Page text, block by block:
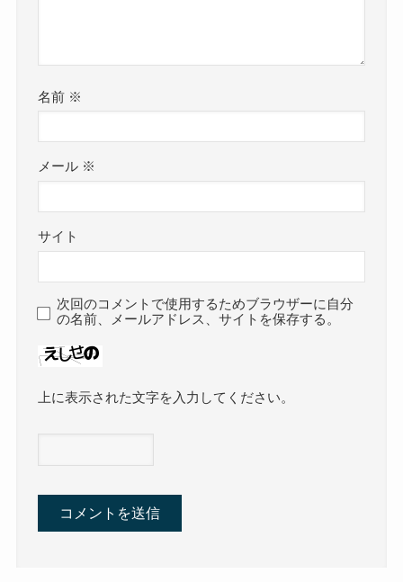
名前 ※
メール ※
サイト
次回のコメントで使用するためブラウザーに自分
の名前、メールアドレス、サイトを保存する。
上に表示された文字を入力してください。